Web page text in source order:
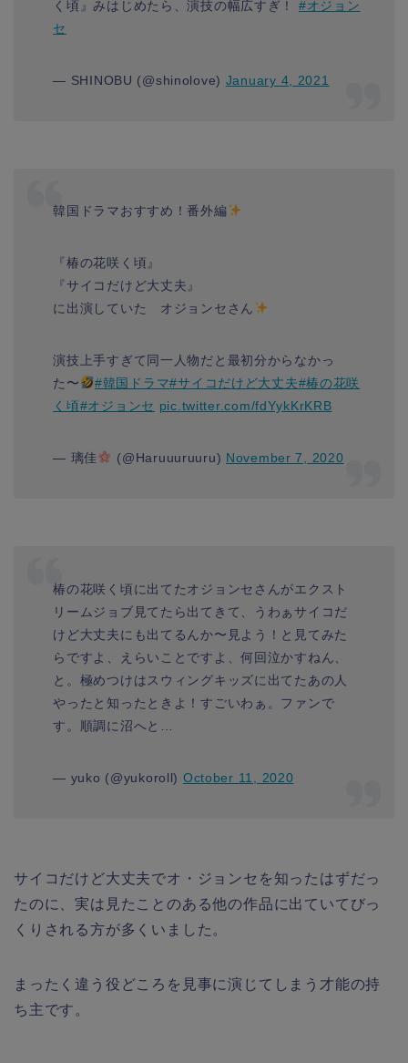
く頃』みはじめたら、演技の幅広すぎ！ #オジョン
セ
— SHINOBU (@shinolove) January 4, 2021
韓国ドラマおすすめ！番外編
『椿の花咲く頃』
『サイコだけど大丈夫』
に出演していた オジョンセさん
演技上手すぎて同一人物だと最初分からなかっ
た〜
#韓国ドラマ#サイコだけど大丈夫#椿の花咲
く頃#オジョンセ pic.twitter.com/fdYykKrKRB
— 璃佳 (@Haruuuruuru) November 7, 2020
椿の花咲く頃に出てたオジョンセさんがエクスト
リームジョブ見てたら出てきて、うわぁサイコだ
けど大丈夫にも出てるんか〜見よう！と見てみた
らですよ、えらいことですよ、何回泣かすねん、
と。極めつけはスウィングキッズに出てたあの人
やったと知ったときよ！すごいわぁ。ファンで
す。順調に沼へと…
— yuko (@yukoroll) October 11, 2020
サイコだけど大丈夫でオ・ジョンセを知ったはずだっ
たのに、実は見たことのある他の作品に出ていてびっ
くりされる方が多くいました。
まったく違う役どころを見事に演じてしまう才能の持
ち主です。